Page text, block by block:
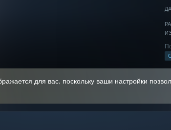
для вас, поскольку ваши настройки